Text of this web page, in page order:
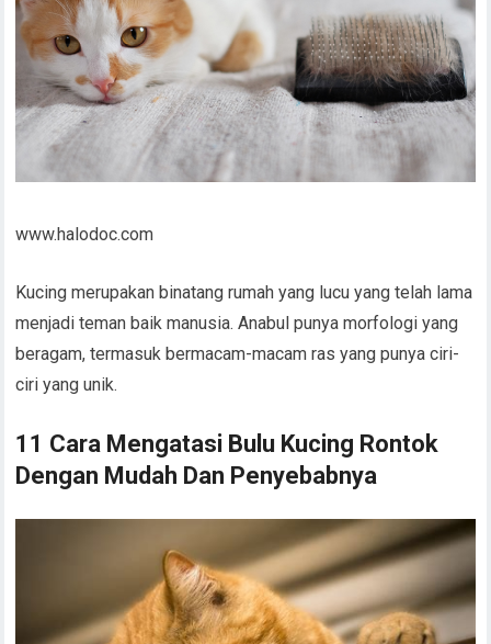
www.halodoc.com
Kucing merupakan binatang rumah yang lucu yang telah lama
menjadi teman baik manusia. Anabul punya morfologi yang
beragam, termasuk bermacam-macam ras yang punya ciri-
ciri yang unik.
11 Cara Mengatasi Bulu Kucing Rontok
Dengan Mudah Dan Penyebabnya